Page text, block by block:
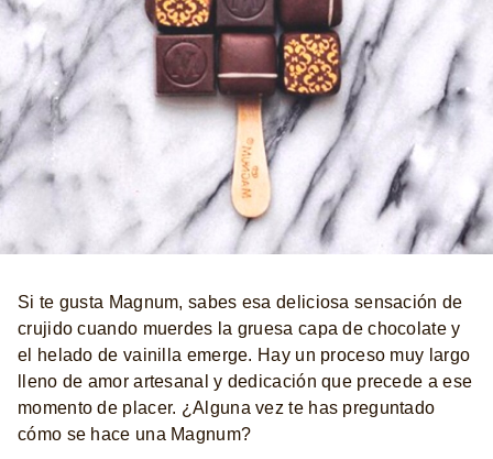
Si te gusta Magnum, sabes esa deliciosa sensación de
crujido cuando muerdes la gruesa capa de chocolate y
el helado de vainilla emerge. Hay un proceso muy largo
lleno de amor artesanal y dedicación que precede a ese
momento de placer. ¿Alguna vez te has preguntado
cómo se hace una Magnum?